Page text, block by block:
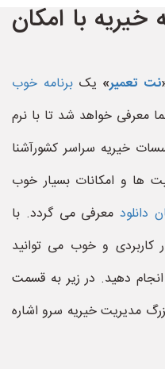
با امکان
تعمیر»یکبرنامه خوب
خواهد شد تا با نرم
خیریه سراسر کشورآشنا
ها و امکانات بسیار خوب
معرفی می گردد. با
کاربردی و خوب می توانید
دهید. در زیر به قسمت
مدیریت خیریه سرو اشاره